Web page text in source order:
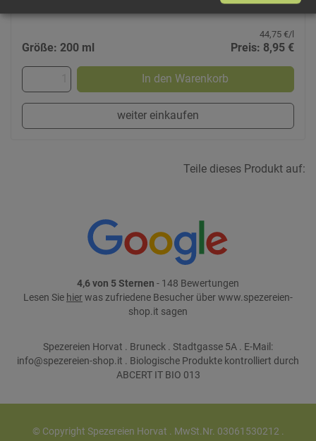
44,75 €/l
Größe: 200 ml Preis: 8,95 €
In den Warenkorb
weiter einkaufen
Teile dieses Produkt auf:
4,6 von 5 Sternen - 148 Bewertungen
Lesen Sie hierwas zufriedene Besucher über www.spezereien-
shop.it sagen
Spezereien Horvat . Bruneck . Stadtgasse 5A . E-Mail:
info@spezereien-shop.it . Biologische Produkte kontrolliert durch
ABCERT IT BIO 013
© Copyright Spezereien Horvat . MwSt.Nr. 03061530212 .